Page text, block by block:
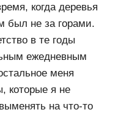
когда деревья
не за горами.
в те годы
ежедневным
меня
которые я не
на что-то